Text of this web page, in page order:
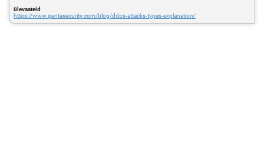
ülevaateid
https://www.pentasecurity.com/blog/ddos-attacks-types-explanation/